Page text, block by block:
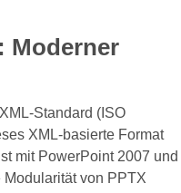
Moderner
Standard (ISO
XML-basierte Format
mit PowerPoint 2007 und
von PPTX